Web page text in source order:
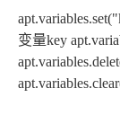
变量key